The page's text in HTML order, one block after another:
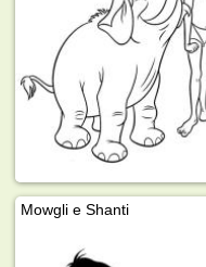
Mowgli e Shanti